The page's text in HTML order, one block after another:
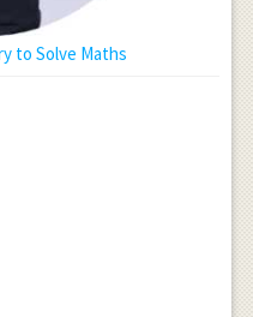
to Solve Maths